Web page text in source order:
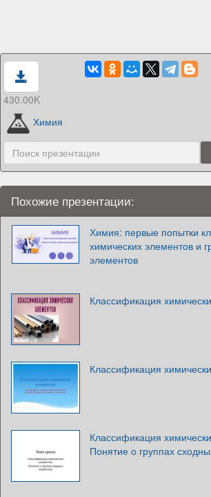
430.00K
Химия
Похожие презентации:
Химия: первые попытки
химических элементов и
элементов
Классификация
Классификация
Классификация
Понятие о группах